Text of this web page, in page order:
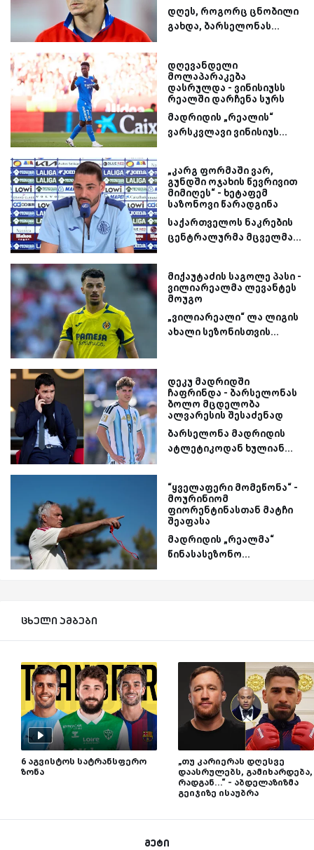
დღეს, როგორც ცნობილი
გახდა, ბარსელონას...
დღევანდელი
მოლაპარაკება
დასრულდა - ვინისიუსს
რეალში დარჩენა სურს
მადრიდის „რეალის“
ვარსკვლავი ვინისიუს...
„კარგ ფორმაში ვარ,
გუნდში ოჯახის წევრივით
მიმიღეს“ - ხეტაფემ
საზონოვი წარადგინა
საქართველოს ნაკრების
ცენტრალურმა მცველმა...
მიქაუტაძის საგოლე პასი -
ვილიარეალმა ლევანტეს
მოუგო
„ვილიარეალი“ ლა ლიგის
ახალი სეზონისთვის...
დეკუ მადრიდში
ჩაფრინდა - ბარსელონას
ბოლო მცდელობა
ალვარესის შესაძენად
ბარსელონა მადრიდის
ატლეტიკოდან ხულიან...
“ყველაფერი მომეწონა“ -
მოურინიომ
ფიორენტინასთან მატჩი
შეაფასა
მადრიდის „რეალმა“
წინასასეზონო...
ცხელი ამბები
6 აგვისტოს სატრანსფერო
ზონა
„თუ კარიერას დღესვე
დაასრულებს, გამიხარდება,
რადგან...“ - აბდელაზიზმა
გეიჯიზე ისაუბრა
მეტი